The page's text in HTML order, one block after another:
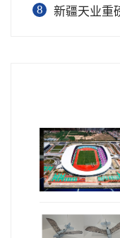
8
新疆天业重磅布